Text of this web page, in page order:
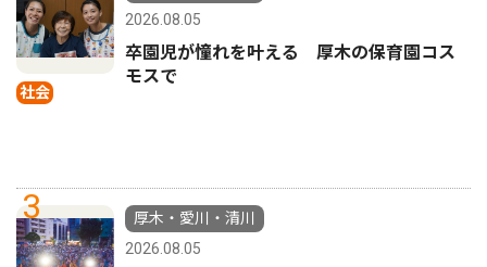
社会
2026.08.05
卒園児が憧れを叶える 厚木の保育園コス
モスで
3
厚木・愛川・清川
2026.08.05